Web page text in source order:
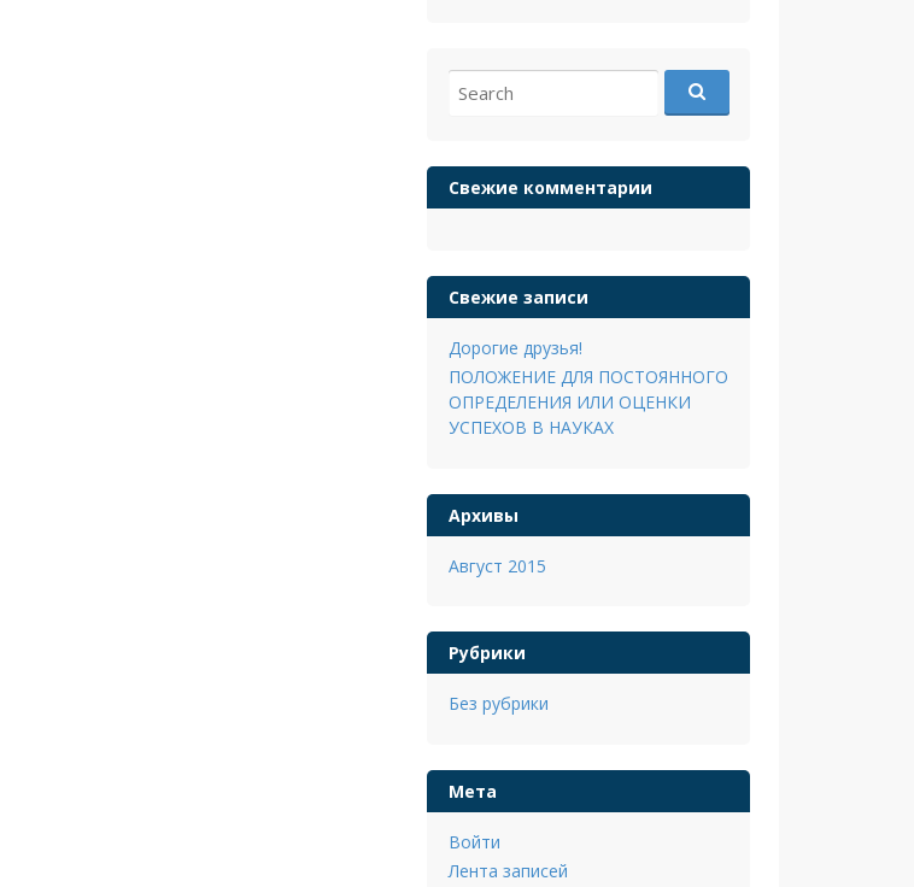
for:
Свежие комментарии
Свежие записи
Дорогие друзья!
ПОЛОЖЕНИЕ ДЛЯ ПОСТОЯННОГО
ОПРЕДЕЛЕНИЯ ИЛИ ОЦЕНКИ
УСПЕХОВ В НАУКАХ
Архивы
Август 2015
Рубрики
Без рубрики
Мета
Войти
Лента записей